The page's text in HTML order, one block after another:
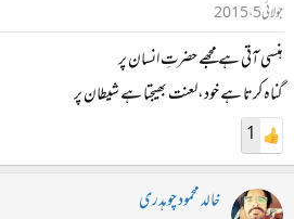
جولائی 5، 2015
ہنسی آتی ہے مجھے حضرتِ انسان پر
گناہ کرتا ہے خود،لعنت بھیجتا ہے شیطان پر
1
خالد محمود چوہدری